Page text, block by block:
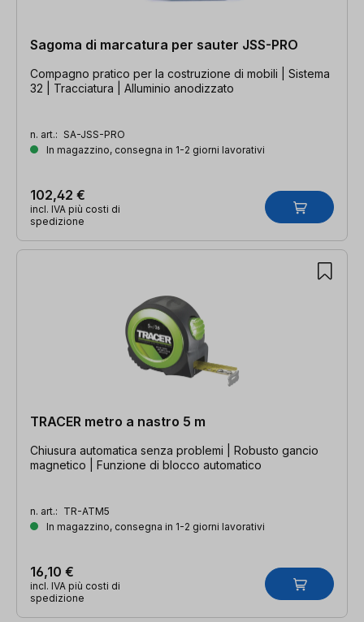
Sagoma di marcatura per sauter JSS-PRO
Compagno pratico per la costruzione di mobili | Sistema
32 | Tracciatura | Alluminio anodizzato
n. art.: SA-JSS-PRO
In magazzino, consegna in 1-2 giorni lavorativi
102,42 €
incl. IVA più costi di
spedizione
TRACER metro a nastro 5 m
Chiusura automatica senza problemi | Robusto gancio
magnetico | Funzione di blocco automatico
n. art.: TR-ATM5
In magazzino, consegna in 1-2 giorni lavorativi
16,10 €
incl. IVA più costi di
spedizione